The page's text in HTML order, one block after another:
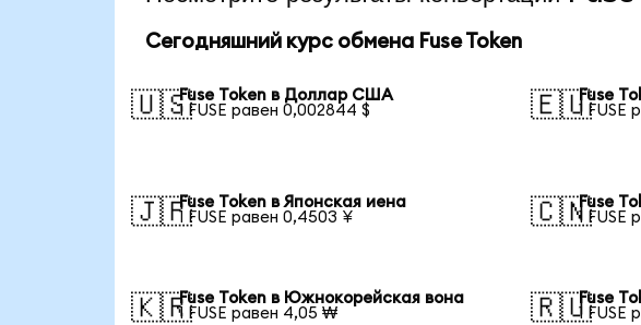
Сегодняшний курс обмена Fuse Token
🇺🇸Fuse Token в Доллар США
1 FUSE равен 0,002844 $
🇪🇺Fuse
1 FUSE
🇯🇵Fuse Token в Японская иена
1 FUSE равен 0,4503 ¥
🇨🇳Fuse
1 FUSE
🇰🇷Fuse Token в Южнокорейская вона
1 FUSE равен 4,05 ₩
🇷🇺Fuse
1 FUSE